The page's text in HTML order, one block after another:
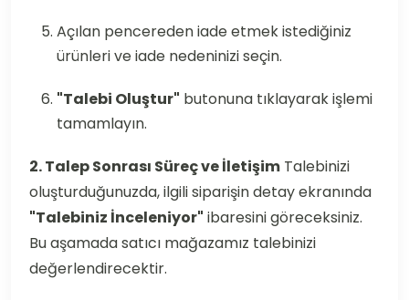
Açılan pencereden iade etmek istediğiniz
ürünleri ve iade nedeninizi seçin.
"Talebi Oluştur" butonuna tıklayarak işlemi
tamamlayın.
2. Talep Sonrası Süreç ve İletişim Talebinizi
oluşturduğunuzda, ilgili siparişin detay ekranında
"Talebiniz İnceleniyor" ibaresini göreceksiniz.
Bu aşamada satıcı mağazamız talebinizi
değerlendirecektir.